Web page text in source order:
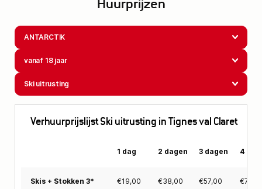
Huurprijzen
ANTARCTIK
vanaf 18 jaar
Ski uitrusting
Verhuurprijslijst Ski uitrusting in Tignes val Claret
1 dag 2 dagen 3 dagen 4
Skis + Stokken 3* €19,00 €38,00 €57,00 €71,00